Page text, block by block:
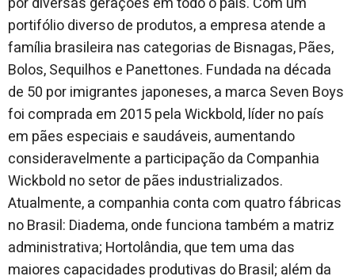
portifólio diverso de produtos, a empresa atende a
família brasileira nas categorias de Bisnagas, Pães,
Bolos, Sequilhos e Panettones. Fundada na década
de 50 por imigrantes japoneses, a marca Seven Boys
foi comprada em 2015 pela Wickbold, líder no país
em pães especiais e saudáveis, aumentando
consideravelmente a participação da Companhia
Wickbold no setor de pães industrializados.
Atualmente, a companhia conta com quatro fábricas
no Brasil: Diadema, onde funciona também a matriz
administrativa; Hortolândia, que tem uma das
maiores capacidades produtivas do Brasil; além da